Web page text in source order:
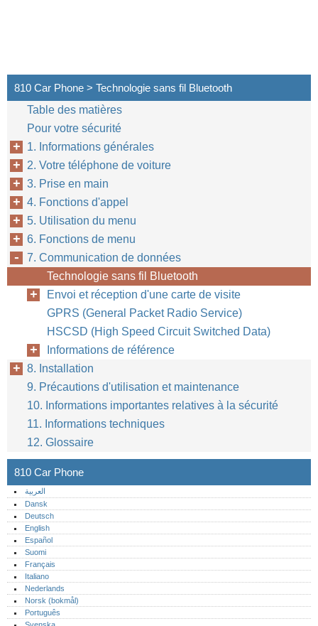
810 Car Phone > Technologie sans fil Bluetooth
Table des matières
Pour votre sécurité
1. Informations générales
2. Votre téléphone de voiture
3. Prise en main
4. Fonctions d'appel
5. Utilisation du menu
6. Fonctions de menu
7. Communication de données
Technologie sans fil Bluetooth
Envoi et réception d'une carte de visite
GPRS (General Packet Radio Service)
HSCSD (High Speed Circuit Switched Data)
Informations de référence
8. Installation
9. Précautions d'utilisation et maintenance
10. Informations importantes relatives à la sécurité
11. Informations techniques
12. Glossaire
810 Car Phone
العربية
Dansk
Deutsch
English
Español
Suomi
Français
Italiano
Nederlands
Norsk (bokmål)‎
Português‎